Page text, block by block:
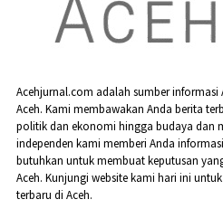
Acehjurnal.com adalah sumber
Aceh. Kami membawakan Anda berita
politik dan ekonomi hingga budaya dan
independen kami memberi Anda
butuhkan untuk membuat keputusan
Aceh. Kunjungi website kami hari ini
terbaru di Aceh.